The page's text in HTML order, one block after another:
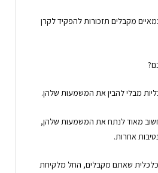
מקבלים תזכורות להפקיד לקרן
מבלי להבין את המשמעות שלהן.
מאוד לנתח את המשמעות שלהן,
אחרות.
כלכלית שאתם מקבלים, החל מלקיחת